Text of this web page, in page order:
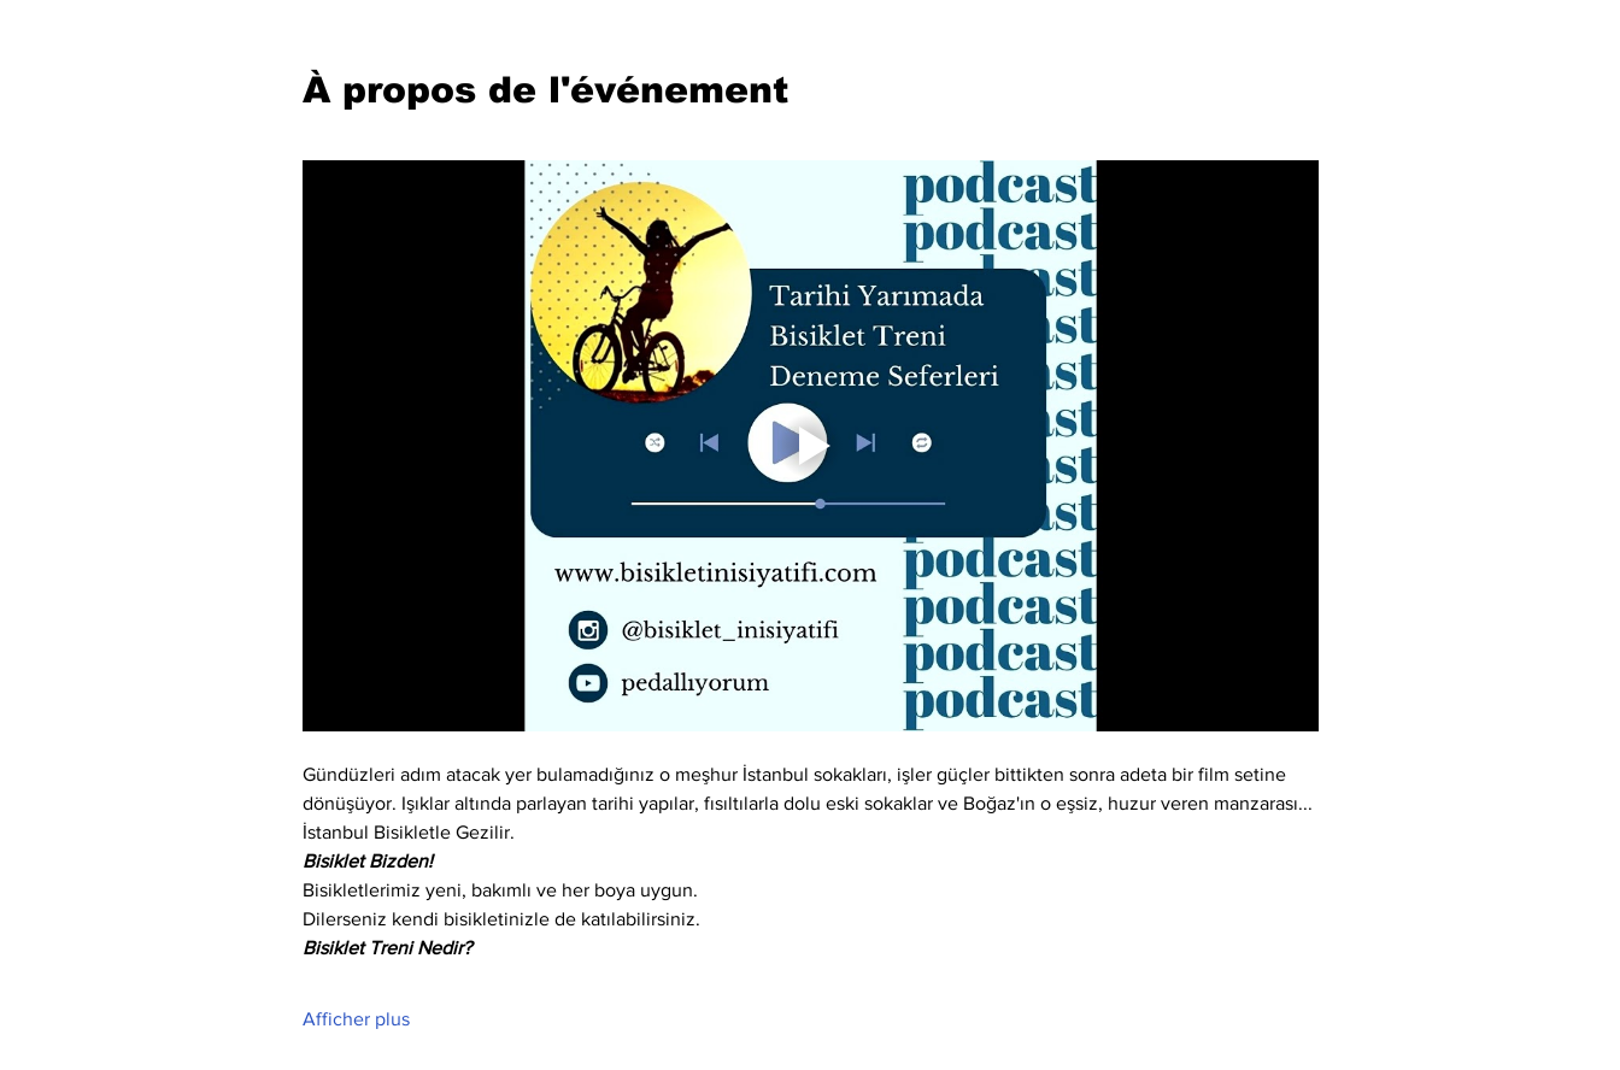
À propos de l'événement
Gündüzleri adım atacak yer bulamadığınız o meşhur İstanbul sokakları, işler güçler bittikten sonra adeta bir film setine
dönüşüyor. Işıklar altında parlayan tarihi yapılar, fısıltılarla dolu eski sokaklar ve Boğaz'ın o eşsiz, huzur veren manzarası...
İstanbul Bisikletle Gezilir.
Bisiklet Bizden!
Bisikletlerimiz yeni, bakımlı ve her boya uygun.
Dilerseniz kendi bisikletinizle de katılabilirsiniz.
Bisiklet Treni Nedir?
Afficher plus